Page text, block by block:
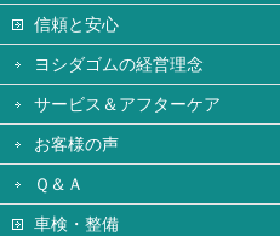
信頼と安心
ヨシダゴムの経営理念
サービス＆アフターケア
お客様の声
Ｑ＆Ａ
車検・整備